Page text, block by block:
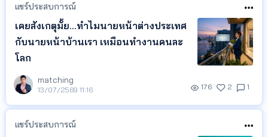
แชร์ประสบการณ์
เคยสังเกตุมั้ย...ทำไมนายหน้าต่างประเทศ
กับนายหน้าบ้านเรา เหมือนทำงานคนละ
โลก
matching
13/07/2569 11:16 176 2 1
แชร์ประสบการณ์